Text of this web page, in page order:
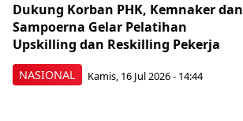
NASIONAL
Dukung Korban PHK, Kemnaker dan
Sampoerna Gelar Pelatihan
Upskilling dan Reskilling Pekerja
Kamis, 16 Jul 2026 - 14:44